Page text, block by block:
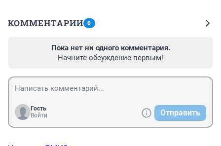
КОММЕНТАРИИ 0
Пока нет ни одного комментария.
Начните обсуждение первым!
Гость
Войти
Отправить